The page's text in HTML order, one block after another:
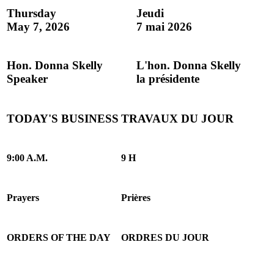
Thursday
May 7, 2026
Jeudi
7 mai 2026
Hon. Donna Skelly
Speaker
L'hon. Donna Skelly
la présidente
TODAY'S BUSINESS TRAVAUX DU JOUR
9:00 A.M. 9 H
Prayers Prières
ORDERS OF THE DAY ORDRES DU JOUR